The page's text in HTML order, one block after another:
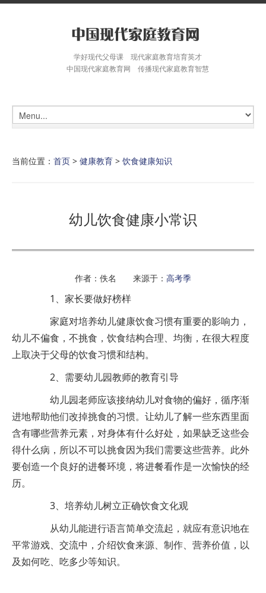
学好现代父母课 现代家庭教育培育英才
中国现代家庭教育网 传播现代家庭教育智慧
当前位置： 首页 > 健康教育 > 饮食健康知识
幼儿饮食健康小常识
作者：佚名 来源于： 高考季
1、家长要做好榜样
家庭对培养幼儿健康饮食习惯有重要的影响力，
幼儿不偏食，不挑食，饮食结构合理、均衡，在很大程度
上取决于父母的饮食习惯和结构。
2、需要幼儿园教师的教育引导
幼儿园老师应该接纳幼儿对食物的偏好，循序渐
进地帮助他们改掉挑食的习惯。让幼儿了解一些东西里面
含有哪些营养元素，对身体有什么好处，如果缺乏这些会
得什么病，所以不可以挑食因为我们需要这些营养。此外
要创造一个良好的进餐环境，将进餐看作是一次愉快的经
历。
3、培养幼儿树立正确饮食文化观
从幼儿能进行语言简单交流起，就应有意识地在
平常游戏、交流中，介绍饮食来源、制作、营养价值，以
及如何吃、吃多少等知识。